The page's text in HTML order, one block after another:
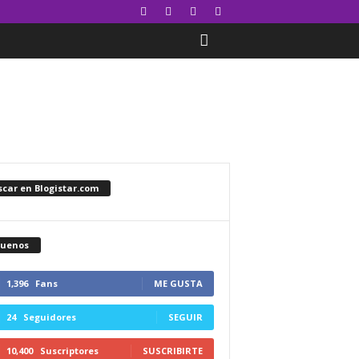
en Blogistar.com
1,396 Fans ME GUSTA
24 Seguidores SEGUIR
10,400 Suscriptores SUSCRIBIRTE